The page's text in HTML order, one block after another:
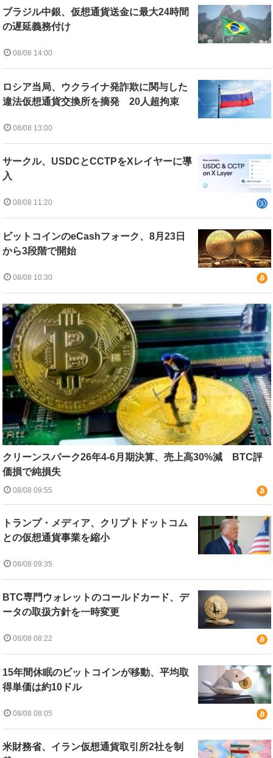
ブラジル中銀、仮想通貨送金に最大24時間
の遅延義務付け
08/08 14:00
ロシア当局、ウクライナ発詐欺に関与した
違法仮想通貨交換所を摘発 20人超拘束
08/08 13:00
サークル、USDCとCCTPをXレイヤーに導
入
08/08 11:20
ビットコインのeCashフォーク、8月23日
から3段階で開始
08/08 10:30
クリーンスパーク26年4-6月期決算、売上高30%減 BTC評
価損で純損失
08/08 09:55
トランプ・メディア、クリプトドットコム
との仮想通貨事業を縮小
08/08 09:35
BTC専門ウォレットのコールドカード、デ
ータの取扱方針を一時変更
08/08 08:22
15年間休眠のビットコインが移動、平均取
得単価は約10ドル
08/08 08:05
米財務省、イラン仮想通貨取引所2社を制